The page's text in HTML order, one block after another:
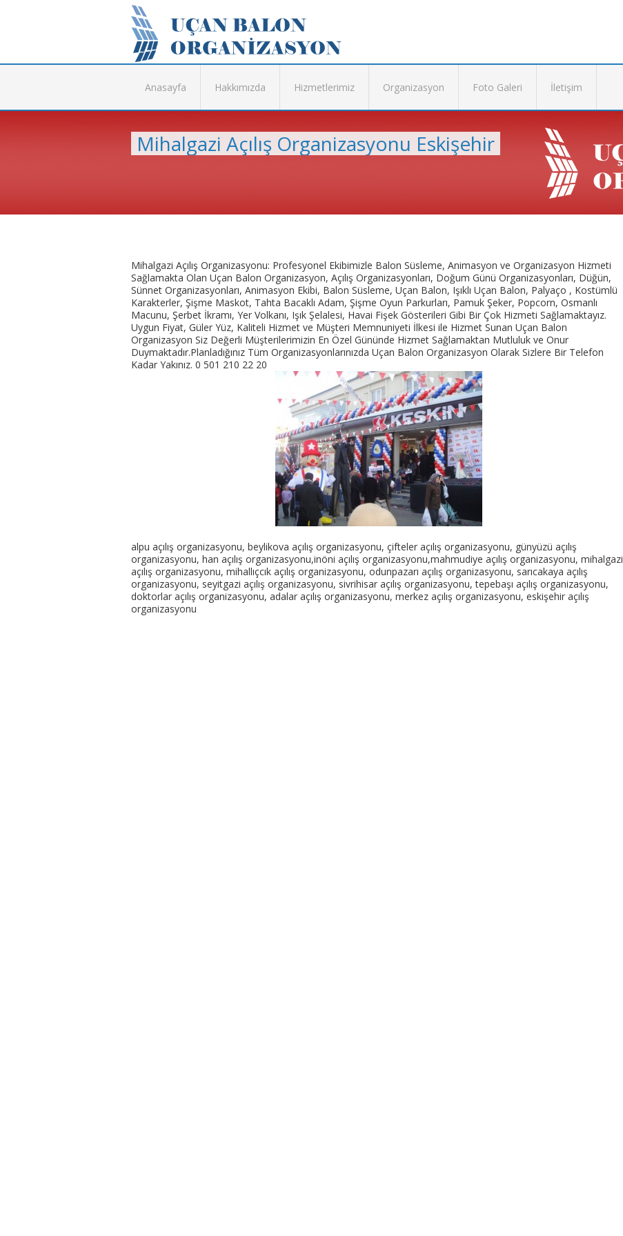
Anasayfa Hakkımızda Hizmetlerimiz Organizasyon Foto Galeri İletişim
Mihalgazi Açılış Organizasyonu Eskişehir
Mihalgazi Açılış Organizasyonu: Profesyonel Ekibimizle Balon Süsleme, Animasyon ve Organizasyon Hizmeti
Sağlamakta Olan Uçan Balon Organizasyon, Açılış Organizasyonları, Doğum Günü Organizasyonları, Düğün,
Sünnet Organizasyonları, Animasyon Ekibi, Balon Süsleme, Uçan Balon, Işıklı Uçan Balon, Palyaço , Kostümlü
Karakterler, Şişme Maskot, Tahta Bacaklı Adam, Şişme Oyun Parkurları, Pamuk Şeker, Popcorn, Osmanlı
Macunu, Şerbet İkramı, Yer Volkanı, Işık Şelalesi, Havai Fişek Gösterileri Gibi Bir Çok Hizmeti Sağlamaktayız.
Uygun Fiyat, Güler Yüz, Kaliteli Hizmet ve Müşteri Memnuniyeti İlkesi ile Hizmet Sunan Uçan Balon
Organizasyon Siz Değerli Müşterilerimizin En Özel Gününde Hizmet Sağlamaktan Mutluluk ve Onur
Duymaktadır.Planladığınız Tüm Organizasyonlarınızda Uçan Balon Organizasyon Olarak Sizlere Bir Telefon
Kadar Yakınız. 0 501 210 22 20
alpu açılış organizasyonu, beylikova açılış organizasyonu, çifteler açılış organizasyonu, günyüzü açılış
organizasyonu, han açılış organizasyonu,inöni açılış organizasyonu,mahmudiye açılış organizasyonu, mihalgazi
açılış organizasyonu, mihallıçcık açılış organizasyonu, odunpazarı açılış organizasyonu, sarıcakaya açılış
organizasyonu, seyitgazi açılış organizasyonu, sivrihisar açılış organizasyonu, tepebaşı açılış organizasyonu,
doktorlar açılış organizasyonu, adalar açılış organizasyonu, merkez açılış organizasyonu, eskişehir açılış
organizasyonu